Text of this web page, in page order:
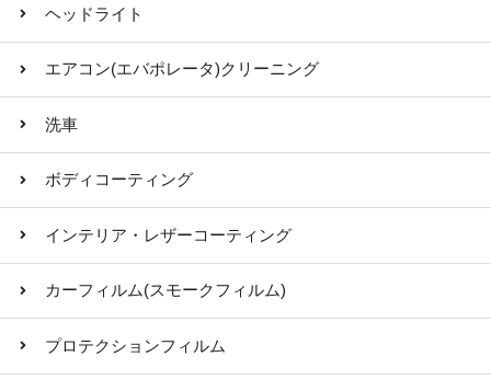
ヘッドライト
エアコン(エバポレータ)クリーニング
洗車
ボディコーティング
インテリア・レザーコーティング
カーフィルム(スモークフィルム)
プロテクションフィルム